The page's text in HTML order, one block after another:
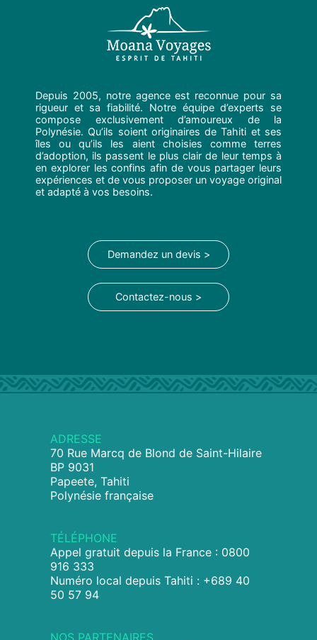
Depuis 2005, notre agence est reconnue pour sa
rigueur et sa fiabilité. Notre équipe d’experts se
compose exclusivement d’amoureux de la
Polynésie. Qu’ils soient originaires de Tahiti et ses
îles ou qu’ils les aient choisies comme terres
d’adoption, ils passent le plus clair de leur temps à
en explorer les confins afin de vous partager leurs
expériences et de vous proposer un voyage original
et adapté à vos besoins.
Demandez un devis >
Contactez-nous >
ADRESSE
70 Rue Marcq de Blond de Saint-Hilaire
BP 9031
Papeete, Tahiti
Polynésie française
TÉLÉPHONE
Appel gratuit depuis la France : 0800
916 333
Numéro local depuis Tahiti : +689 40
50 57 94